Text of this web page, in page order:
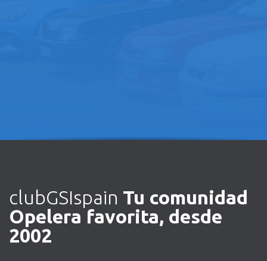
clubGSIspain Tu comunidad
Opelera favorita, desde
2002